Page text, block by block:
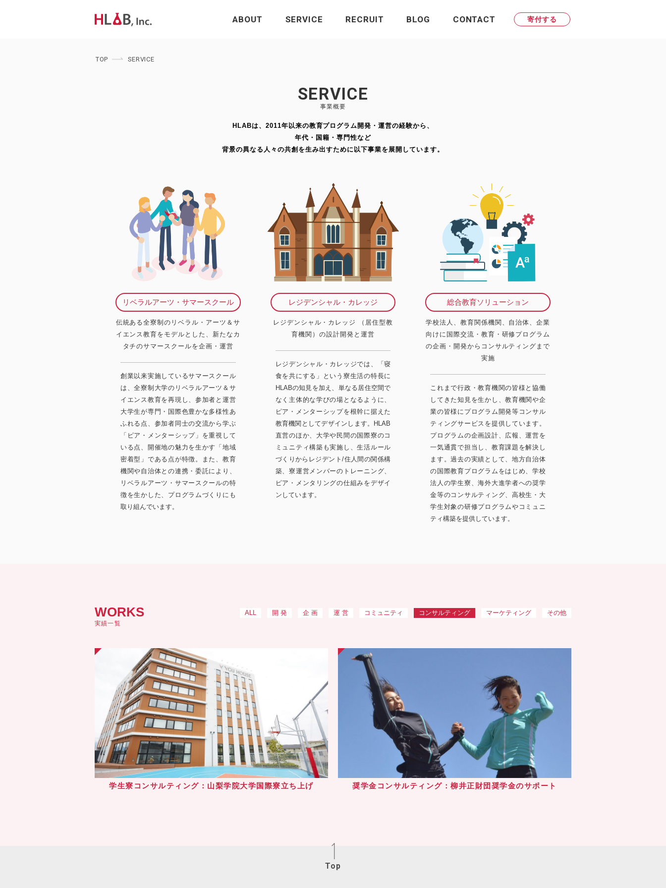
ABOUT SERVICE RECRUIT BLOG CONTACT 寄付する
TOP SERVICE
SERVICE
事業概要
HLABは、2011年以来の教育プログラム開発・運営の経験から、
年代・国籍・専門性など
背景の異なる人々の共創を生み出すために以下事業を展開しています。
リベラルアーツ・サマースクール
伝統ある全寮制のリベラル・アーツ＆サ
イエンス教育をモデルとした、新たなカ
タチのサマースクールを企画・運営
創業以来実施しているサマースクール
は、全寮制大学のリベラルアーツ＆サ
イエンス教育を再現し、参加者と運営
大学生が専門・国際色豊かな多様性あ
ふれる点、参加者同士の交流から学ぶ
「ピア・メンターシップ」を重視して
いる点、開催地の魅力を生かす「地域
密着型」である点が特徴。また、教育
機関や自治体との連携・委託により、
リベラルアーツ・サマースクールの特
徴を生かした、プログラムづくりにも
取り組んでいます。
レジデンシャル・カレッジ
レジデンシャル・カレッジ （居住型教
育機関）の設計開発と運営
レジデンシャル・カレッジでは、「寝
食を共にする」という寮生活の特長に
HLABの知見を加え、単なる居住空間で
なく主体的な学びの場となるように、
ピア・メンターシップを根幹に据えた
教育機関としてデザインします。HLAB
直営のほか、大学や民間の国際寮のコ
ミュニティ構築も実施し、生活ルール
づくりからレジデント/住人間の関係構
築、寮運営メンバーのトレーニング、
ピア・メンタリングの仕組みをデザイ
ンしています。
総合教育ソリューション
学校法人、教育関係機関、自治体、企業
向けに国際交流・教育・研修プログラム
の企画・開発からコンサルティングまで
実施
これまで行政・教育機関の皆様と協働
してきた知見を生かし、教育機関や企
業の皆様にプログラム開発等コンサル
ティングサービスを提供しています。
プログラムの企画設計、広報、運営を
一気通貫で担当し、教育課題を解決し
ます。過去の実績として、地方自治体
の国際教育プログラムをはじめ、学校
法人の学生寮、海外大進学者への奨学
金等のコンサルティング、高校生・大
学生対象の研修プログラムやコミュニ
ティ構築を提供しています。
WORKS
実績一覧
ALL 開 発 企 画 運 営 コミュニティ コンサルティング マーケティング その他
学生寮コンサルティング：山梨学院大学国際寮立ち上げ 奨学金コンサルティング：柳井正財団奨学金のサポート
Top